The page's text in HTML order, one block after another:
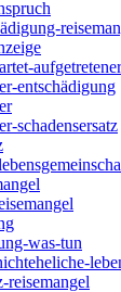
entschädigung
schadensersatz
was-tun
reisemangel